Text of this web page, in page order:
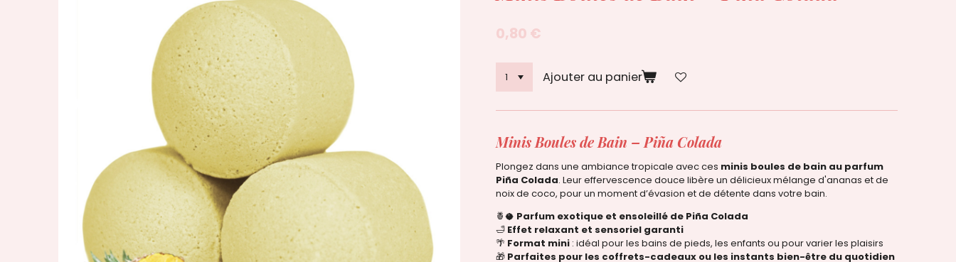
0,80 €
Ajouter au panier
Minis Boules de Bain – Piña Colada
Plongez dans une ambiance tropicale avec ces minis boules de bain au parfum
Piña Colada. Leur effervescence douce libère un délicieux mélange d'ananas et de
noix de coco, pour un moment d’évasion et de détente dans votre bain.
🍍🥥 Parfum exotique et ensoleillé de Piña Colada
🛁 Effet relaxant et sensoriel garanti
🌴 Format mini : idéal pour les bains de pieds, les enfants ou pour varier les plaisirs
🎁 Parfaites pour les coffrets-cadeaux ou les instants bien-être du quotidien